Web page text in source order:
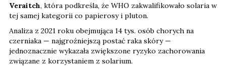
Veraitch, która podkreśla, że WHO zakwalifikowało solaria w
tej samej kategorii co papierosy i pluton.
Analiza z 2021 roku obejmująca 14 tys. osób chorych na
czerniaka — najgroźniejszą postać raka skóry —
jednoznacznie wykazała zwiększone ryzyko zachorowania
związane z korzystaniem z solarium.